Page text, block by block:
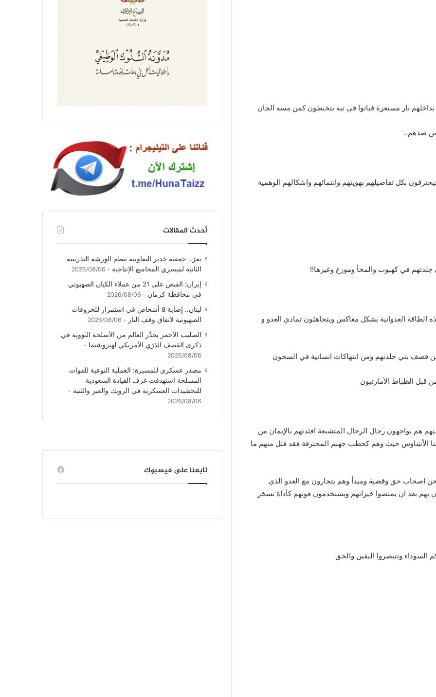
نار مستعرة فباتوا في تيه يتخبطون كمن مسه الجان
ضدهم..
بكل تفاصيلهم بهويتهم وانتمائهم واشكالهم الوهمية
في كهبوب والمخأ وموزع وغيرها!!
العدوانية بشكل معاكس ويتجاهلون تمادي العدو و
من قصف بني جلدتهم ومن انتهاكات انسانية في السجون
الظباط الأمارتيون
هم يواجهون رجال الرجال المتشبعة افئدتهم بالإيمان من
الأشاوس حيث وهم كحطب جهنم المحترقة فقد قتل منهم ما
اصحاب حق وقضية ومبدأ وهم يتجارون مع العدو الذي
بعد ان يمتصوا خيراتهم ويستخدمون قوتهم كأداة تسخر
وتتبصروا اليقين والحق
أحدث المقالات
تعز.. جمعية خدير التعاونية تنظم الورشة التدريبية
الثانية لميسري المجاميع الإنتاجية
2026/08/06
إيران: القبض على 21 من عملاء الكيان الصهيوني
في محافظة كرمان
2026/08/06
لبنان.. إصابة 8 أشخاص في استمرار للخروقات
الصهيونية لاتفاق وقف النار
2026/08/06
الصليب الأحمر يحذّر العالم من الأسلحة النووية في
ذكرى القصف الذرّي الأمريكي لهيروشيما
2026/08/06
مصدر عسكري للمسيرة: العملية النوعية للقوات
المسلحة استهدفت غرف القيادة السعودية
للتحشيدات العسكرية في الرويك والعبر والثنية
2026/08/06
تابعنا على فيسبوك